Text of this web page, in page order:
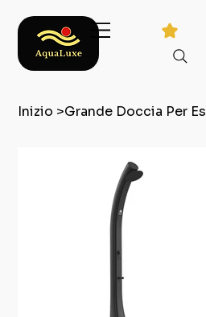
Inizio >Grande Doccia Per